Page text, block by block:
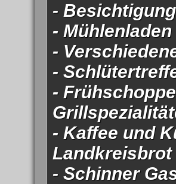
-
-
-
-
-
- Kaffee und
Landkreisbrot
- Schinner